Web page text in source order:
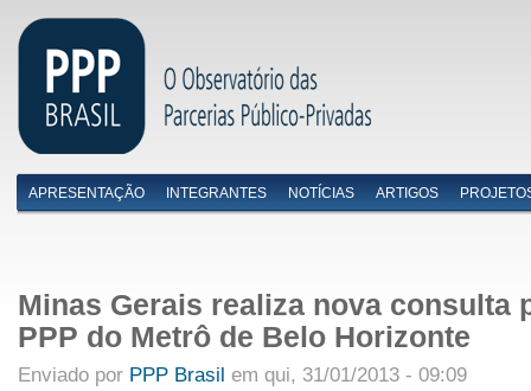
Menu primário
APRESENTAÇÃO INTEGRANTES NOTÍCIAS ARTIGOS
Minas Gerais realiza nova consulta
PPP do Metrô de Belo Horizonte
Enviado por PPP Brasil em qui, 31/01/2013 - 09:09